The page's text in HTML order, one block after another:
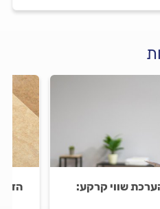
שווי קרקע: